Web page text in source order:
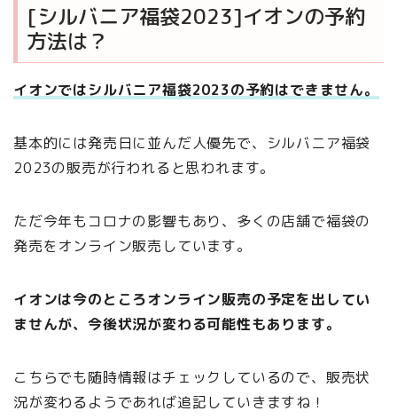
[シルバニア福袋2023]イオンの予約
方法は？
イオンではシルバニア福袋2023の予約はできません。
基本的には発売日に並んだ人優先で、シルバニア福袋
2023の販売が行われると思われます。
ただ今年もコロナの影響もあり、多くの店舗で福袋の
発売をオンライン販売しています。
イオンは今のところオンライン販売の予定を出してい
ませんが、今後状況が変わる可能性もあります。
こちらでも随時情報はチェックしているので、販売状
況が変わるようであれば追記していきますね！